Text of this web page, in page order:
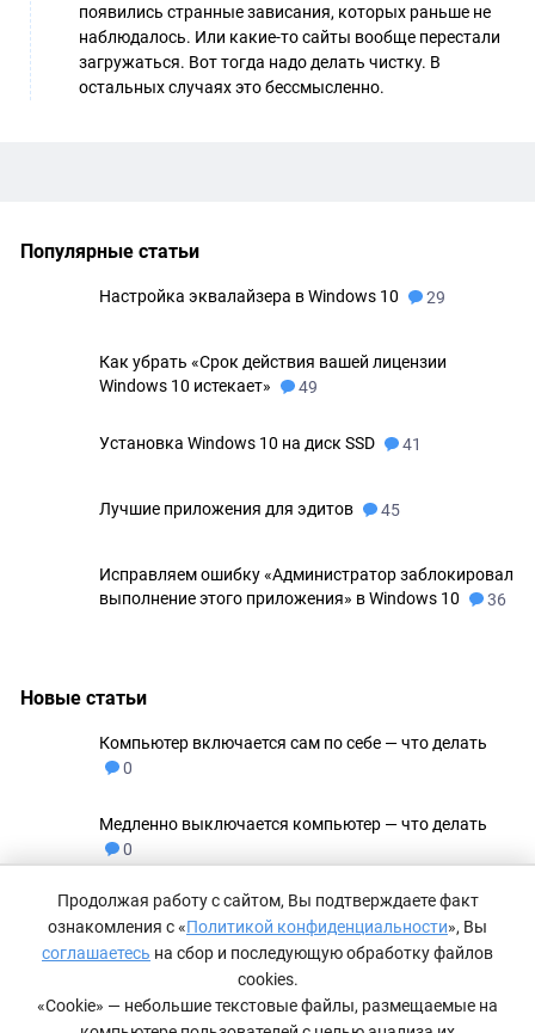
Популярные статьи
Настройка эквалайзера в Windows 10 29
Как убрать «Срок действия вашей лицензии
Windows 10 истекает»
49
Установка Windows 10 на диск SSD 41
Лучшие приложения для эдитов 45
Исправляем ошибку «Администратор заблокировал
выполнение этого приложения» в Windows 10
36
Новые статьи
Компьютер включается сам по себе — что делать
0
Медленно выключается компьютер — что делать
0
Не удаляются файлы с флешки 0
Как сделать невидимую папку в Windows 11
появились странные зависания, которых раньше не
наблюдалось. Или какие-то сайты вообще перестали
загружаться. Вот тогда надо делать чистку. В
остальных случаях это бессмысленно.
Продолжая работу с сайтом, Вы подтверждаете факт
ознакомления с «Политикой конфиденциальности», Вы
соглашаетесь на сбор и последующую обработку файлов
cookies.
«Cookie» — небольшие текстовые файлы, размещаемые на